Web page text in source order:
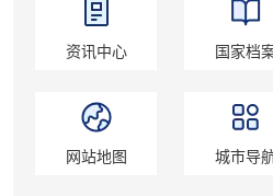
资讯中心 国家档
网站地图 城市导